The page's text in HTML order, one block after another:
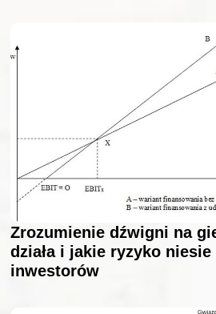
Zrozumienie dźwigni na
działa i jakie ryzyko niesie
inwestorów